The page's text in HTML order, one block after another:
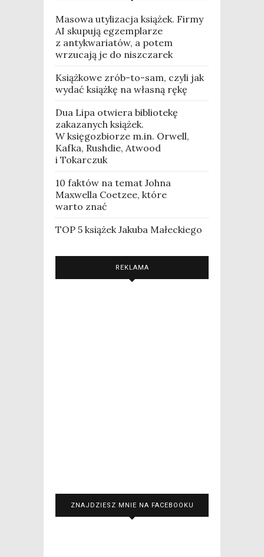
Masowa utylizacja książek. Firmy
AI skupują egzemplarze
z antykwariatów, a potem
wrzucają je do niszczarek
Książkowe zrób-to-sam, czyli jak
wydać książkę na własną rękę
Dua Lipa otwiera bibliotekę
zakazanych książek.
W księgozbiorze m.in. Orwell,
Kafka, Rushdie, Atwood
i Tokarczuk
10 faktów na temat Johna
Maxwella Coetzee, które
warto znać
TOP 5 książek Jakuba Małeckiego
REKLAMA
ZNAJDZIESZ MNIE NA FACEBOOKU